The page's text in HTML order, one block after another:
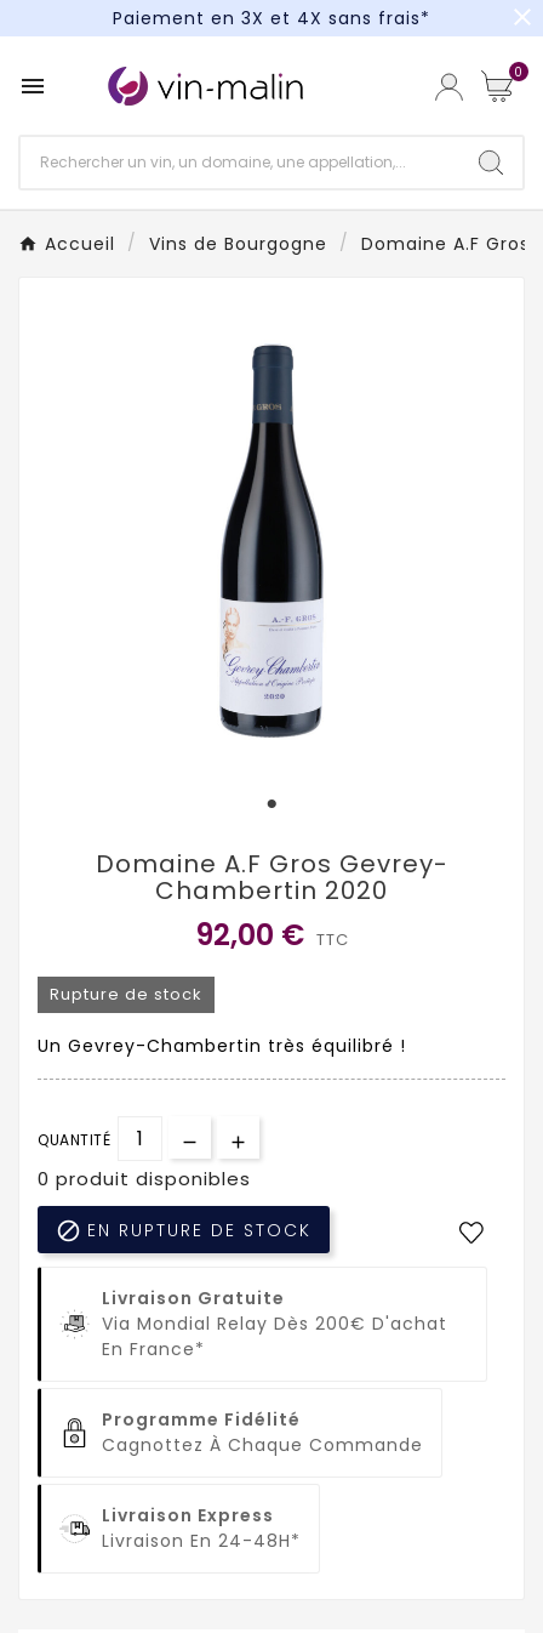
Paiement en 3X et 4X sans frais*
Paiement en 3X et 4X sans frais*
close
 0
Accueil Vins de Bourgogne Domaine A.F Gros
Domaine A.F Gros Gevrey-
Chambertin 2020
92,00 € TTC
Rupture de stock
Un Gevrey-Chambertin très équilibré !
QUANTITÉ
0 produit disponibles
 EN RUPTURE DE STOCK
Livraison Gratuite
Via Mondial Relay Dès 200€ D'achat
En France*
Programme Fidélité
Cagnottez À Chaque Commande
Livraison Express
Livraison En 24-48H*